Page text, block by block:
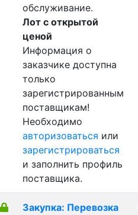
обслуживание.
Лот с открытой
ценой
Информация о
заказчике доступна
только
зарегистрированным
поставщикам!
Необходимо
авторизоваться или
зарегистрироваться
и заполнить профиль
поставщика.
Закупка: Перевозка